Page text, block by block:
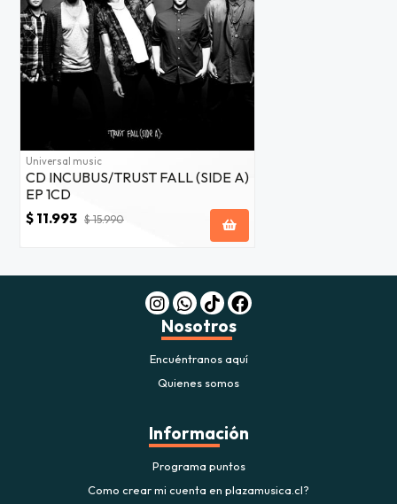
Universal music
CD INCUBUS/TRUST FALL (SIDE A)
EP 1CD
$ 11.993 $ 15.990
Nosotros
Encuéntranos aquí
Quienes somos
Información
Programa puntos
Como crear mi cuenta en plazamusica.cl?